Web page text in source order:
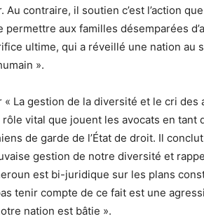
contraire, il soutien c’est l’action
aux familles désemparées
ultime, qui a réveillé une nation au
».
« La gestion de la diversité et le cri des
vital que jouent les avocats en tant
de garde de l’État de droit. Il
gestion de notre diversité et
est bi-juridique sur les plans
tenir compte de ce fait est une
nation est bâtie ».